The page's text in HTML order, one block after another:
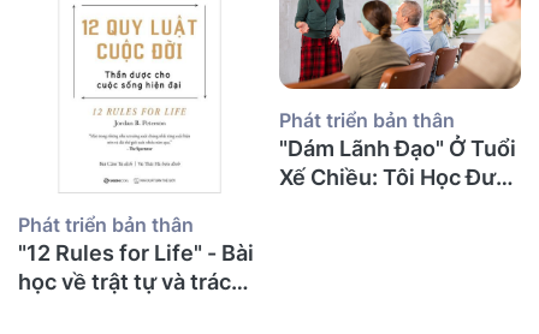
Phát triển bản thân
"12 Rules for Life" - Bài
học về trật tự và trách
Phát triển bản thân
"Dám Lãnh Đạo" Ở Tuổi
Xế Chiều: Tôi Học Được